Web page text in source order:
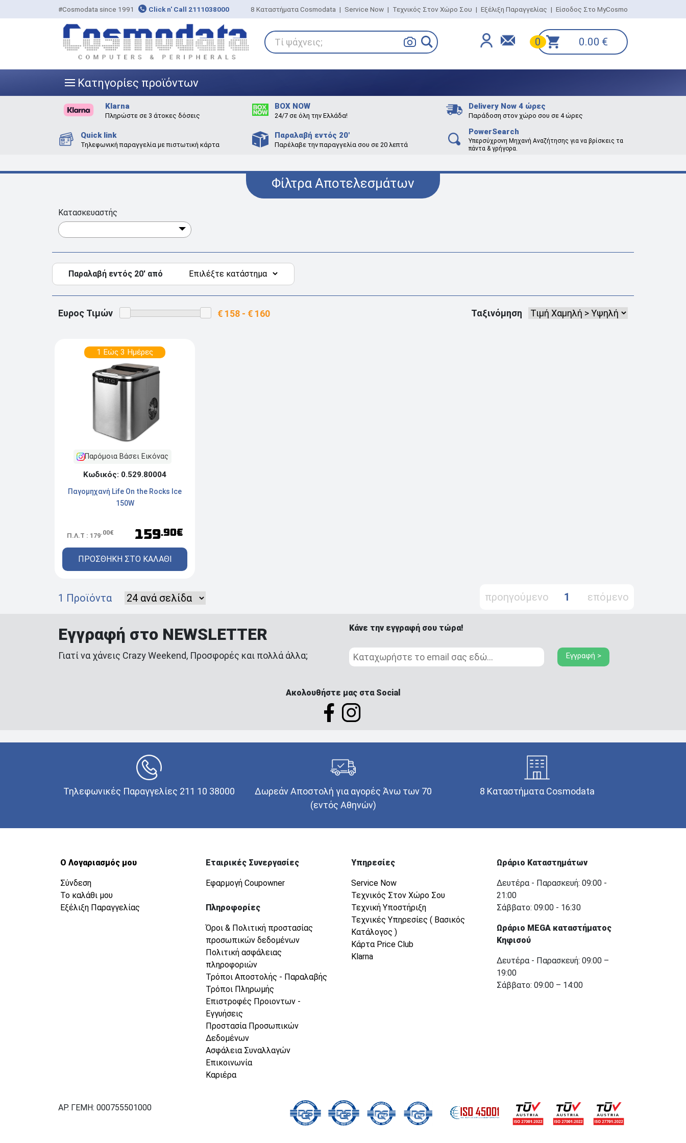
#Cosmodata since 1991 Click n' Call 2111038000 8 Καταστήματα Cosmodata | Service Now | Τεχνικός Στον Χώρο Σου | Εξέλιξη Παραγγελίας | Είσοδος Στο MyCosmo
Τί ψάχνεις; 0 0.00 €
||| Κατηγορίες προϊόντων
Klarna
Πληρώστε σε 3 άτοκες δόσεις
BOX NOW
24/7 σε όλη την Ελλάδα!
Delivery Now 4 ώρες
Παράδοση στον χώρο σου σε 4 ώρες
Quick link
Τηλεφωνική παραγγελία με πιστωτική κάρτα
Παραλαβή εντός 20'
Παρέλαβε την παραγγελία σου σε 20 λεπτά
PowerSearch
Υπερσύχρονη Μηχανή Αναζήτησης για να βρίσκεις τα
πάντα & γρήγορα.
Φίλτρα Αποτελεσμάτων
Κατασκευαστής
Παραλαβή εντός 20' από
Ευρος Τιμών Ταξινόμηση
1 Εώς 3 Ημέρες
Παρόμοια Βάσει Εικόνας
Κωδικός: 0.529.80004
Παγομηχανή Life On the Rocks Ice
150W
Π.Λ.Τ : 179.00€ 159.90€
ΠΡΟΣΘΗΚΗ ΣΤΟ ΚΑΛΑΘΙ
1 Προϊόντα προηγούμενο 1 επόμενο
Εγγραφή στο NEWSLETTER
Γιατί να χάνεις Crazy Weekend, Προσφορές και πολλά άλλα;
Κάνε την εγγραφή σου τώρα!
Εγγραφή >
Ακολουθήστε μας στα Social
Τηλεφωνικές Παραγγελίες 211 10 38000
Δωρεάν Αποστολή για αγορές Άνω των 70
(εντός Αθηνών)
8 Καταστήματα Cosmodata
Ο Λογαριασμός μου
Σύνδεση
Το καλάθι μου
Εξέλιξη Παραγγελίας
Εταιρικές Συνεργασίες
Εφαρμογή Coupowner
Πληροφορίες
Όροι & Πολιτική προστασίας
προσωπικών δεδομένων
Πολιτική ασφάλειας
πληροφοριών
Τρόποι Αποστολής - Παραλαβής
Τρόποι Πληρωμής
Επιστροφές Προιοντων -
Εγγυήσεις
Προστασία Προσωπικών
Δεδομένων
Ασφάλεια Συναλλαγών
Επικοινωνία
Καριέρα
Υπηρεσίες
Service Now
Τεχνικός Στον Χώρο Σου
Τεχνική Υποστήριξη
Τεχνικές Υπηρεσίες ( Βασικός
Κατάλογος )
Κάρτα Price Club
Klarna
Ωράριο Καταστημάτων
Δευτέρα - Παρασκευή: 09:00 -
21:00
Σάββατο: 09:00 - 16:30
Ωράριο MEGA καταστήματος
Κηφισού
Δευτέρα - Παρασκευή: 09:00 –
19:00
Σάββατο: 09:00 – 14:00
ΑΡ. ΓΕΜΗ: 000755501000